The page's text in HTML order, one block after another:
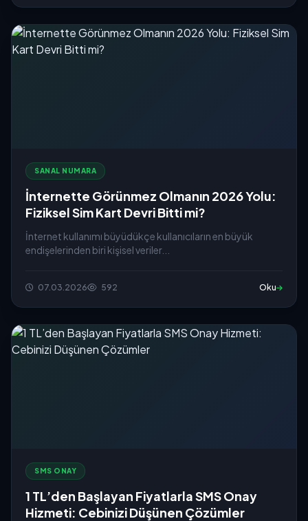
SANAL NUMARA
İnternette Görünmez Olmanın 2026 Yolu:
Fiziksel Sim Kart Devri Bitti mi?
İnternet kullanımı büyüdükçe kullanıcıların en büyük
endişelerinden biri kişisel veriler...
07.03.2026 592 Oku
SMS ONAY
1 TL’den Başlayan Fiyatlarla SMS Onay
Hizmeti: Cebinizi Düşünen Çözümler